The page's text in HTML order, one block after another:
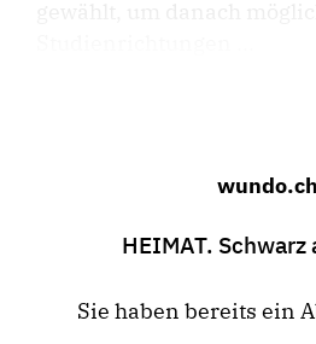
wundo.ch
HEIMAT. Schwarz
Sie haben bereits ein